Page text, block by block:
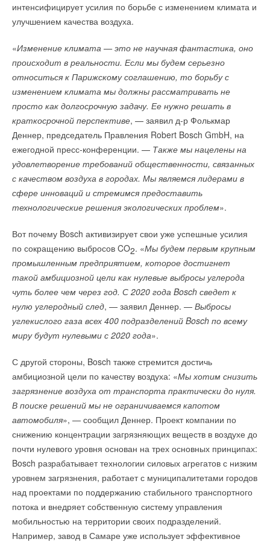
интенсифицирует усилия по борьбе с изменением климата и
улучшением качества воздуха.
«Изменение климата — это не научная фантастика, оно
происходит в реальности. Если мы будем серьезно
относиться к Парижскому соглашению, то борьбу с
изменением климата мы должны рассматривать не
просто как долгосрочную задачу. Ее нужно решать в
краткосрочной перспективе, — заявил д-р Фолькмар
Деннер, председатель Правления Robert Bosch GmbH, на
ежегодной пресс-конференции. — Также мы нацелены на
удовлетворение требований общественности, связанных
с качеством воздуха в городах. Мы являемся лидерами в
сфере инноваций и стремимся предоставить
технологические решения экологических проблем».
Вот почему Bosch активизирует свои уже успешные усилия
по сокращению выбросов CO2. «Мы будем первым крупным
промышленным предприятием, которое достигнет
такой амбициозной цели как нулевые выбросы углерода
чуть более чем через год. С 2020 года Bosch сведет к
нулю углеродный след, — заявил Деннер. — Выбросы
углекислого газа всех 400 подразделений Bosch по всему
миру будут нулевыми с 2020 года».
С другой стороны, Bosch также стремится достичь
амбициозной цели по качеству воздуха: «Мы хотим снизить
загрязнение воздуха от транспорта практически до нуля.
В поиске решений мы не ограничиваемся капотом
автомобиля», — сообщил Деннер. Проект компании по
снижению концентрации загрязняющих веществ в воздухе до
почти нулевого уровня основан на трех основных принципах:
Bosch разрабатывает технологии силовых агрегатов с низким
уровнем загрязнения, работает с муниципалитетами городов
над проектами по поддержанию стабильного транспортного
потока и внедряет собственную систему управления
мобильностью на территории своих подразделений.
Например, завод в Самаре уже использует эффективное